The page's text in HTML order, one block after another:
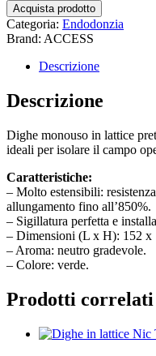
Acquista prodotto
Categoria: Endodonzia
Brand: ACCESS
Descrizione
Descrizione
Dighe monouso in lattice
ideali per isolare il campo
Caratteristiche:
– Molto estensibili:
allungamento fino all’850%.
– Sigillatura perfetta e
– Dimensioni (L x H): 152 x
– Aroma: neutro gradevole.
– Colore: verde.
Prodotti correlati